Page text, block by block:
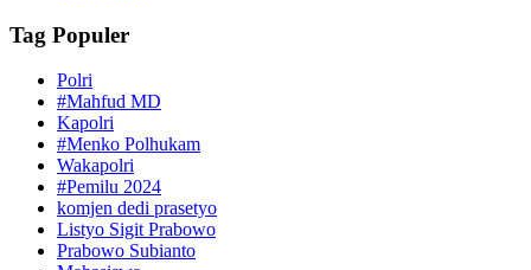
Tag Populer
Polri
#Mahfud MD
Kapolri
#Menko Polhukam
Wakapolri
#Pemilu 2024
komjen dedi prasetyo
Listyo Sigit Prabowo
Prabowo Subianto